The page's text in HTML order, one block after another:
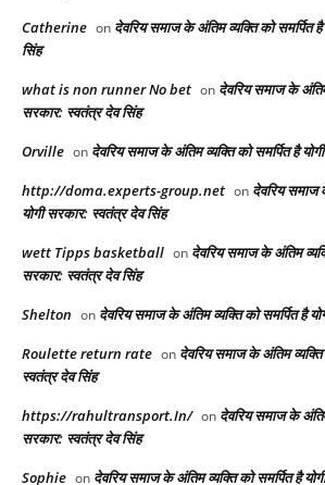
Catherine on देवरिय समाज के अंतिम व्यक्ति को समर्पित
सिंह
what is non runner No bet​ on देवरिय समाज के अंतिम
सरकार: स्वतंत्र देव सिंह
Orville on देवरिय समाज के अंतिम व्यक्ति को समर्पित है
http://doma.experts-group.net on देवरिय समाज
योगी सरकार: स्वतंत्र देव सिंह
wett Tipps basketball on देवरिय समाज के अंतिम
सरकार: स्वतंत्र देव सिंह
Shelton on देवरिय समाज के अंतिम व्यक्ति को समर्पित है
Roulette return rate on देवरिय समाज के अंतिम व्यक्ति
स्वतंत्र देव सिंह
https://rahultransport.In/ on देवरिय समाज के
सरकार: स्वतंत्र देव सिंह
Sophie on देवरिय समाज के अंतिम व्यक्ति को समर्पित है